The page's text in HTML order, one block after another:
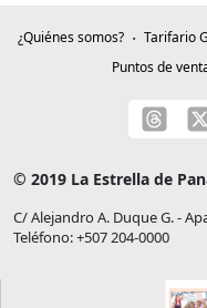
¿Quiénes somos? Tarifario
Puntos de
© 2019 La Estrella de
C/ Alejandro A. Duque G. -
Teléfono: +507 204-0000